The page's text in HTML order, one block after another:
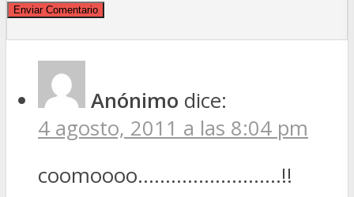
Anónimo dice:
4 agosto, 2011 a las 8:04 pm
coomoooo……………………..!!